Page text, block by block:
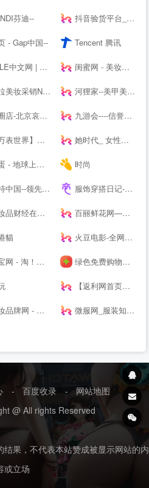
芬迪-- 抖音验货平台_抖音带货达人-种草之家
- Gap中国-- Tencent 腾讯
新高端女性-- | ELLE 世界时装之苑杂志-- 闺蜜网 - 美妆互动媒体 消费参考决策入口
NALA - 为全球美妆商家提供采销服务的平台 河狸家--美甲美容美发美妆，上门服务
圈|丧礼花圈|祭奠花圈|吊唁花圈|丧事花圈|白事花圈|哀思花圈|公祭花圈|花篮|殡葬花篮|葬礼花篮|吊唁花篮|悼念花篮|丧事花篮|祭奠花束|吊唁花束|遗像托花|灵堂布置业务及在线订购花圈速递全国业务的服务商。 九游会----信誉保证
表资讯互动平台！全球名表品牌文化、资讯、活动，手表知识、手表导购、手表鉴赏 她时代_ 女性时尚生活网站|Smartshe-全球时尚分享平台
球上没有新鲜事 时尚
领先的模特资讯及模特培训---- 服饰穿搭日记-记录服饰美食精彩_潮流服装搭配技巧_穿衣搭配经验_服饰搭配穿衣打扮指南
经在线-用记录凝视产业 百丽鲜花网—鲜花速递领先品牌,网上花店提供网上订花、送花服务
貓 火豆电影-全网高清聚合影视-免费--
- 淘！我喜欢 绿色免费购物软件下载_折扣应用下载_安卓返利app下载 - 番茄购物网
【返利网首页】返利折扣网_返利折扣网站-57折返利网
国内优质美妆行业资讯融媒体站点 微服网_服装知识--
- 百度收录 -
网站地图
@ All rights Reserved
果，不代表本站赞成被显示网站的内
或立场